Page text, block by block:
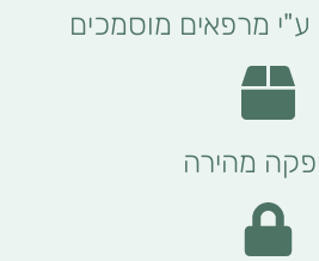
ע"י מרפאים מוסמכים
מהירה